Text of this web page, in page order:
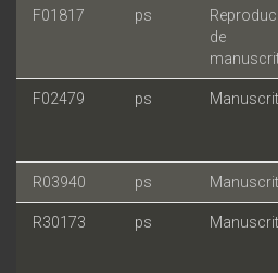
F01817 ps
de
F02479 ps Manuscrit
R03940 ps Manuscrit
R30173 ps Manuscrit